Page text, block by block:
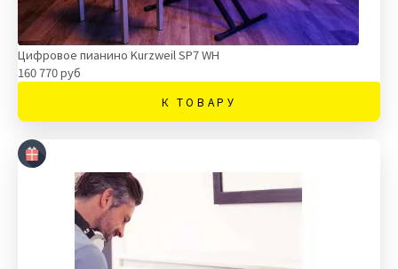
Цифровое пианино Kurzweil SP7 WH
160 770 руб
К ТОВАРУ